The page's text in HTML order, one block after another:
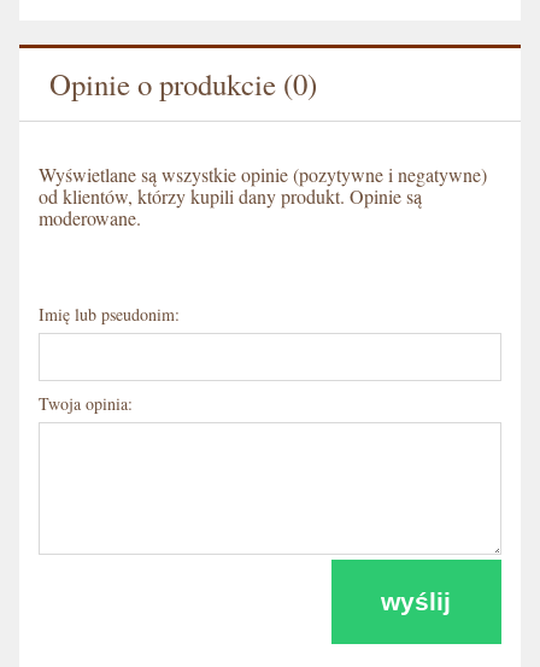
Opinie o produkcie (0)
Wyświetlane są wszystkie opinie (pozytywne i negatywne)
od klientów, którzy kupili dany produkt. Opinie są
moderowane.
Imię lub pseudonim:
Twoja opinia:
wyślij